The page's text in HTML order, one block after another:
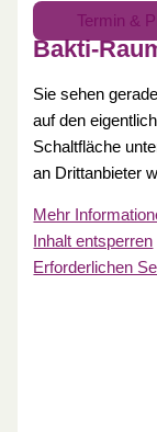
Termin &
Bakti-
Sie sehen
auf den
Schaltfläche
an Drittanbieter
Mehr
Inhalt entsperren
Erforderlichen